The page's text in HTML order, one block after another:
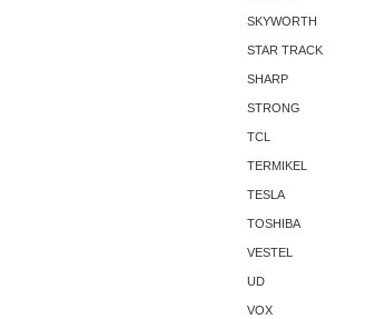
SKYWORTH
STAR TRACK
SHARP
STRONG
TCL
TERMIKEL
TESLA
TOSHIBA
VESTEL
UD
VOX